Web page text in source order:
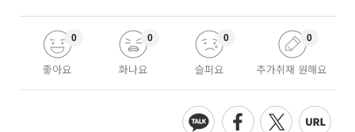
좋아요
0
화나요
0
슬퍼요
0
추가취재 원해요
0